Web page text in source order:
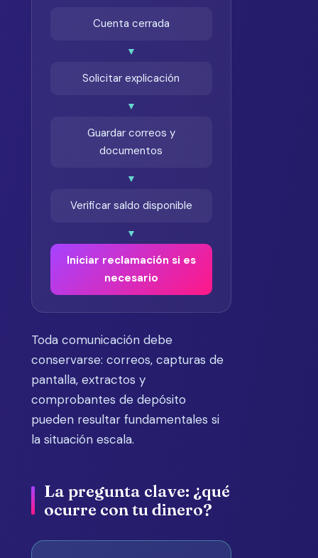
Cuenta cerrada
▼
Solicitar explicación
▼
Guardar correos y
documentos
▼
Verificar saldo disponible
▼
Iniciar reclamación si es
necesario
Toda comunicación debe
conservarse: correos, capturas de
pantalla, extractos y
comprobantes de depósito
pueden resultar fundamentales si
la situación escala.
La pregunta clave: ¿qué
ocurre con tu dinero?